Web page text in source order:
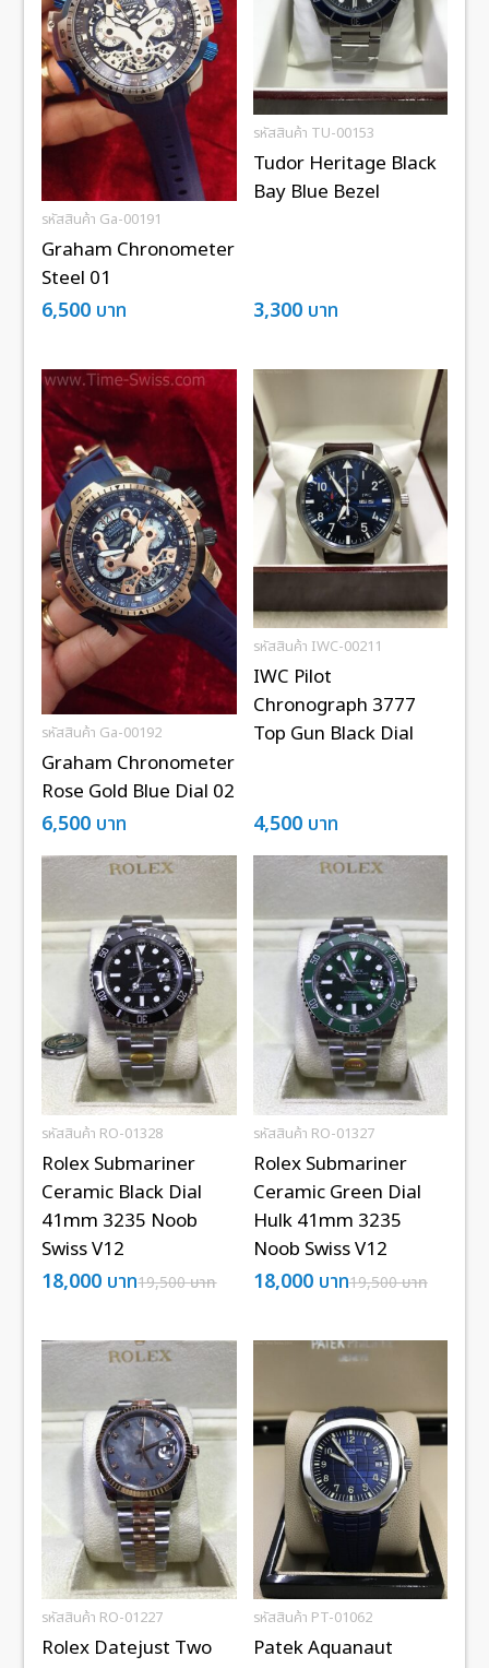
รหัสสินค้า Ga-00191
Graham Chronometer
Steel 01
6,500 บาท
รหัสสินค้า TU-00153
Tudor Heritage Black
Bay Blue Bezel
3,300 บาท
รหัสสินค้า Ga-00192
Graham Chronometer
Rose Gold Blue Dial 02
6,500 บาท
รหัสสินค้า IWC-00211
IWC Pilot
Chronograph 3777
Top Gun Black Dial
4,500 บาท
รหัสสินค้า RO-01328
Rolex Submariner
Ceramic Black Dial
41mm 3235 Noob
Swiss V12
19,500บาท
18,000 บาท
รหัสสินค้า RO-01327
Rolex Submariner
Ceramic Green Dial
Hulk 41mm 3235
Noob Swiss V12
19,500บาท
18,000 บาท
รหัสสินค้า RO-01227
Rolex Datejust Two
รหัสสินค้า PT-01062
Patek Aquanaut